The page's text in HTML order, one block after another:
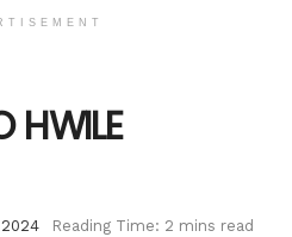
HWILE
Reading Time: 2 mins read